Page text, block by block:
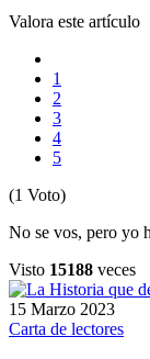
Valora este artículo
1
2
3
4
5
(1 Voto)
No se vos, pero yo
Visto 15188 veces
15 Marzo 2023
Carta de lectores